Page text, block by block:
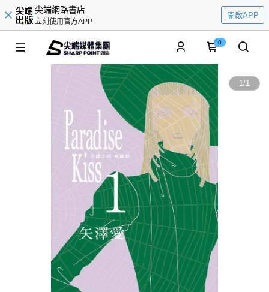
尖端網路書店
立刻使用官方APP
開啟APP
0
1/1